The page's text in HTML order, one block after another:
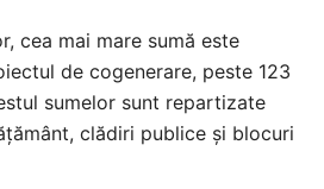
cea mai mare sumă este
de cogenerare, peste 123
sumelor sunt repartizate
clădiri publice și blocuri